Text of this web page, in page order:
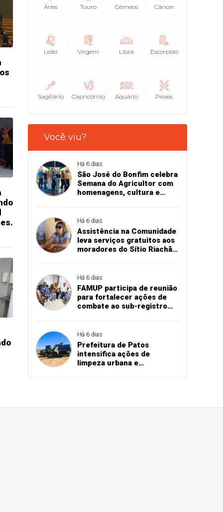
Áries Touro Gêmeos Câncer
Leão Virgem Libra Escorpião
Sagitário Capricórnio Aquário Peixes
Você viu?
Há 6 dias
São José do Bonfim celebra
Semana do Agricultor com
homenagens, cultura e
Há 6 dias
Assistência na Comunidade
leva serviços gratuitos aos
moradores do Sítio Riachão
Há 6 dias
FAMUP participa de reunião
para fortalecer ações de
combate ao sub-registro
Há 6 dias
Prefeitura de Patos
intensifica ações de
limpeza urbana e